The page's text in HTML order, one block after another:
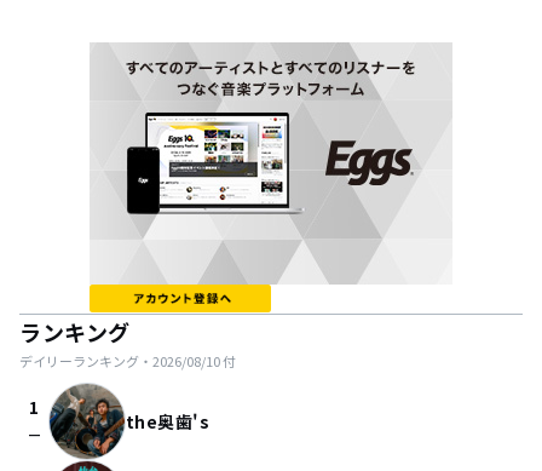
ランキング
デイリーランキング・ 2026/08/10付
1
check_indeterminate_small the奥歯's